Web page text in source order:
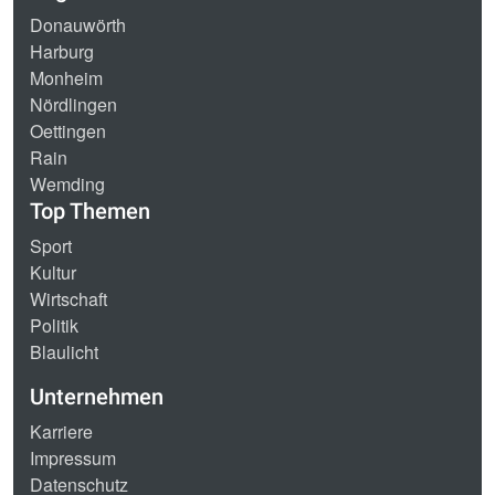
Donauwörth
Harburg
Monheim
Nördlingen
Oettingen
Rain
Wemding
Top Themen
Sport
Kultur
Wirtschaft
Politik
Blaulicht
Unternehmen
Karriere
Impressum
Datenschutz